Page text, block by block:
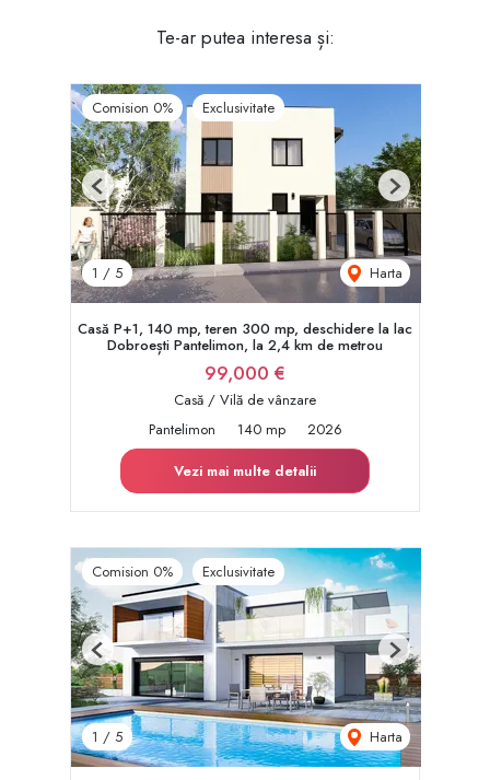
Te-ar putea interesa și:
Comision 0% Exclusivitate
1 / 5 Harta
Previous Next
Casă P+1, 140 mp, teren 300 mp, deschidere la lac
Dobroești Pantelimon, la 2,4 km de metrou
99,000 €
Casă / Vilă de vânzare
Pantelimon
140 mp
2026
Vezi mai multe detalii
Comision 0% Exclusivitate
1 / 5 Harta
Previous Next